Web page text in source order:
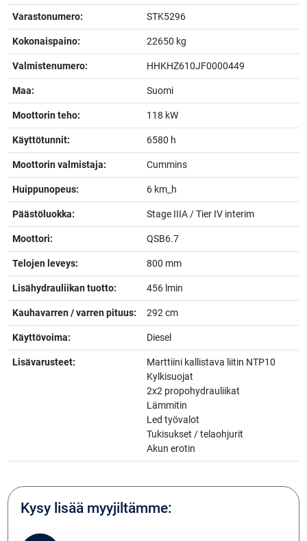
Varastonumero: STK5296
Kokonaispaino: 22650 kg
Valmistenumero: HHKHZ610JF0000449
Maa: Suomi
Moottorin teho: 118 kW
Käyttötunnit: 6580 h
Moottorin valmistaja: Cummins
Huippunopeus: 6 km_h
Päästöluokka: Stage IIIA / Tier IV interim
Moottori: QSB6.7
Telojen leveys: 800 mm
Lisähydrauliikan tuotto: 456 lmin
Kauhavarren / varren pituus: 292 cm
Käyttövoima: Diesel
Lisävarusteet:
Marttiini kallistava liitin NTP10
Kylkisuojat
2x2 propohydrauliikat
Lämmitin
Led työvalot
Tukisukset / telaohjurit
Akun erotin
Kysy lisää myyjiltämme: